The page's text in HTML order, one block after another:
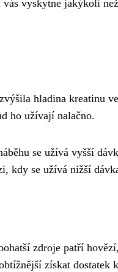
vyskytne jakýkoli
hladina kreatinu
ho užívají nalačno.
se užívá vyšší
kdy se užívá nižší
zdroje patří
získat dostatek